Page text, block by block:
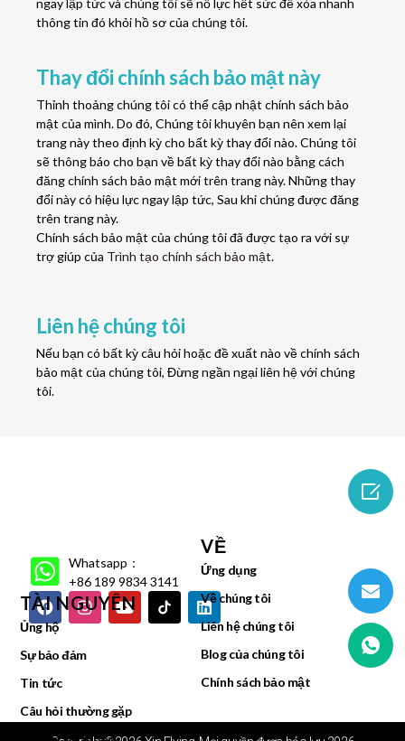
ngay lập tức và chúng tôi sẽ nỗ lực hết sức để xóa nhanh
thông tin đó khỏi hồ sơ của chúng tôi.
Thay đổi chính sách bảo mật này
Thỉnh thoảng chúng tôi có thể cập nhật chính sách bảo
mật của mình. Do đó, Chúng tôi khuyên bạn nên xem lại
trang này theo định kỳ cho bất kỳ thay đổi nào. Chúng tôi
sẽ thông báo cho bạn về bất kỳ thay đổi nào bằng cách
đăng chính sách bảo mật mới trên trang này. Những thay
đổi này có hiệu lực ngay lập tức, Sau khi chúng được đăng
trên trang này.
Chính sách bảo mật của chúng tôi đã được tạo ra với sự
trợ giúp của Trình tạo chính sách bảo mật.
Liên hệ chúng tôi
Nếu bạn có bất kỳ câu hỏi hoặc đề xuất nào về chính sách
bảo mật của chúng tôi, Đừng ngần ngại liên hệ với chúng
tôi.
Whatsapp：
+86 189 9834 3141
TÀI NGUYÊN
Ủng hộ
Sự bảo đảm
Tin tức
Câu hỏi thường gặp
VỀ
Ứng dụng
Về chúng tôi
Liên hệ chúng tôi
Blog của chúng tôi
Chính sách bảo mật
